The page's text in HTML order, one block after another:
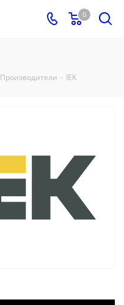
0
Производители - IEK